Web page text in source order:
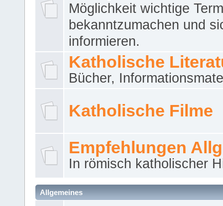
Möglichkeit wichtige
bekanntzumachen und
informieren.
Katholische
Bücher,
Katholische Filme
Empfehlungen
In römisch katholischer
Allgemeines